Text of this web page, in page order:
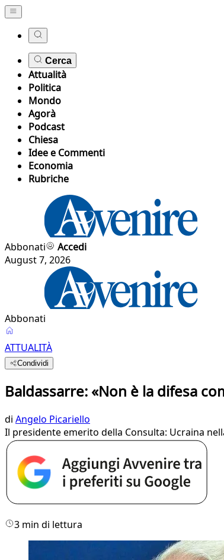
Cerca
Attualità
Politica
Mondo
Agorà
Podcast
Chiesa
Idee e Commenti
Economia
Rubriche
Abbonati
Accedi
August 7, 2026
Abbonati
ATTUALITÀ
Condividi
Baldassarre: «Non è la difesa
di Angelo Picariello
Il presidente emerito della Consulta: Ucraina
3 min di lettura